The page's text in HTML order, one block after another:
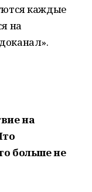
каждые
на
на
больше не